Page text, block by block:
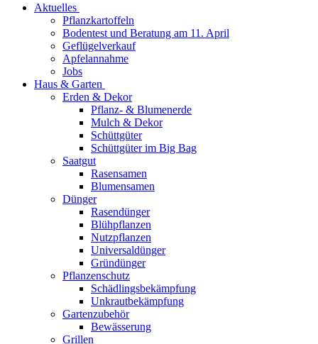
Aktuelles
Pflanzkartoffeln
Bodentest und Beratung am 11. April
Geflügelverkauf
Apfelannahme
Jobs
Haus & Garten
Erden & Dekor
Pflanz- & Blumenerde
Mulch & Dekor
Schüttgüter
Schüttgüter im Big Bag
Saatgut
Rasensamen
Blumensamen
Dünger
Rasendünger
Blühpflanzen
Nutzpflanzen
Universaldünger
Gründünger
Pflanzenschutz
Schädlingsbekämpfung
Unkrautbekämpfung
Gartenzubehör
Bewässerung
Grillen